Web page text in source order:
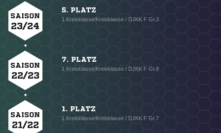
SAISON
23/24
5. PLATZ
1.Kreisklasse/Kreisklasse / DJKK F Gr.3
SAISON
22/23
7. PLATZ
1.Kreisklasse/Kreisklasse / DJKK F Gr.8
SAISON
21/22
1. PLATZ
1.Kreisklasse/Kreisklasse / DJKK F Gr.7